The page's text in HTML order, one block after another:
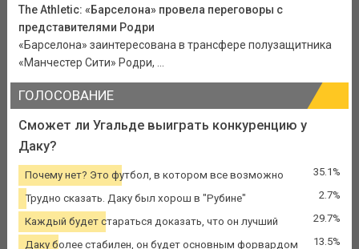
The Athletic: «Барселона» провела переговоры с
представителями Родри
«Барселона» заинтересована в трансфере полузащитника
«Манчестер Сити» Родри, ...
ГОЛОСОВАНИЕ
Сможет ли Угальде выиграть конкуренцию у
Даку?
Почему нет? Это футбол, в котором все возможно 35.1%
Трудно сказать. Даку был хорош в "Рубине" 2.7%
Каждый будет стараться доказать, что он лучший 29.7%
Даку более стабилен, он будет основным форвардом 13.5%